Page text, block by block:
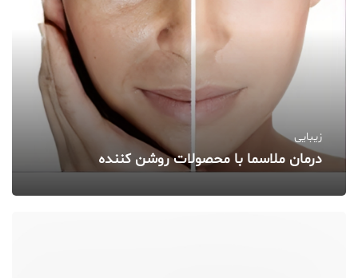
زیبایی
درمان ملاسما با محصولات روشن‌ کننده